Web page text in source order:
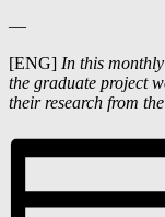
—
[ENG] In this
the graduate project
their research from